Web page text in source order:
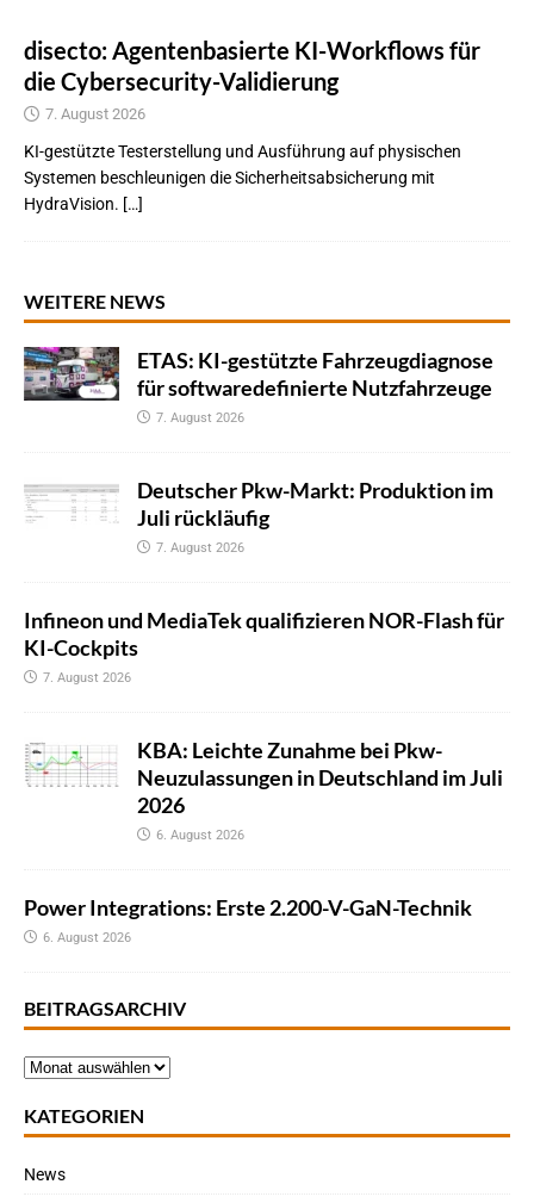
disecto: Agentenbasierte KI-Workflows für
die Cybersecurity-Validierung
7. August 2026
KI-gestützte Testerstellung und Ausführung auf physischen
Systemen beschleunigen die Sicherheitsabsicherung mit
HydraVision. […]
WEITERE NEWS
ETAS: KI-gestützte Fahrzeugdiagnose
für softwaredefinierte Nutzfahrzeuge
7. August 2026
Deutscher Pkw-Markt: Produktion im
Juli rückläufig
7. August 2026
Infineon und MediaTek qualifizieren NOR-Flash für
KI-Cockpits
7. August 2026
KBA: Leichte Zunahme bei Pkw-
Neuzulassungen in Deutschland im Juli
2026
6. August 2026
Power Integrations: Erste 2.200-V-GaN-Technik
6. August 2026
BEITRAGSARCHIV
KATEGORIEN
News